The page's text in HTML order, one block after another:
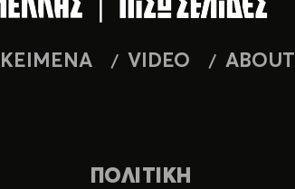
ΚΕΙΜΕΝΑ VIDEO ABOUT
ΠΟΛΙΤΙΚΗ